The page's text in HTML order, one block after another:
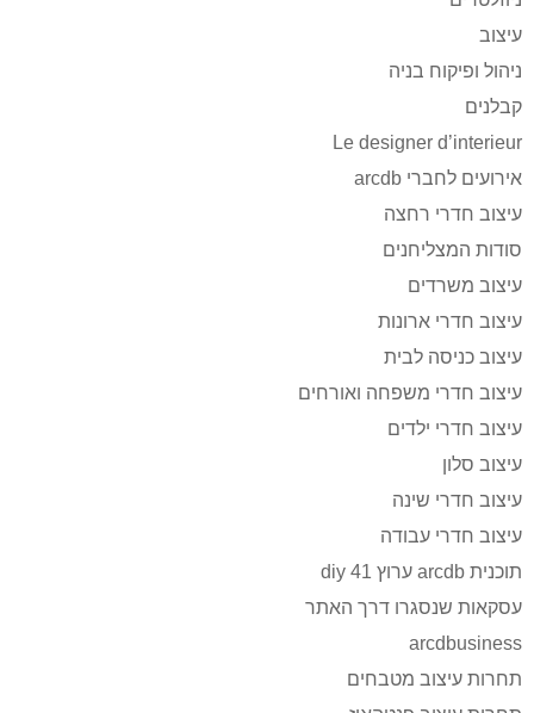
עיצוב
ניהול ופיקוח בניה
קבלנים
Le designer d’interieur
אירועים לחברי arcdb
עיצוב חדרי רחצה
סודות המצליחנים
עיצוב משרדים
עיצוב חדרי ארונות
עיצוב כניסה לבית
עיצוב חדרי משפחה ואורחים
עיצוב חדרי ילדים
עיצוב סלון
עיצוב חדרי שינה
עיצוב חדרי עבודה
תוכנית arcdb ערוץ 41 diy
עסקאות שנסגרו דרך האתר
arcdbusiness
תחרות עיצוב מטבחים